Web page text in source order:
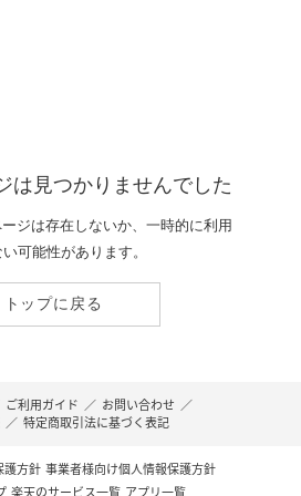
は見つかりませんでした
ジは存在しないか、一時的に利用
可能性があります。
トップに戻る
ご利用ガイド ／ お問い合わせ ／
／ 特定商取引法に基づく表記
護方針 事業者様向け個人情報保護方針
楽天のサービス一覧 アプリ一覧